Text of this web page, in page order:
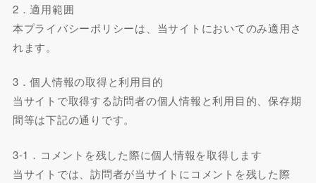
2．適用範囲
本プライバシーポリシーは、当サイトにおいてのみ適用さ
れます。
3．個人情報の取得と利用目的
当サイトで取得する訪問者の個人情報と利用目的、保存期
間等は下記の通りです。
3-1．コメントを残した際に個人情報を取得します
当サイトでは、訪問者が当サイトにコメントを残した際